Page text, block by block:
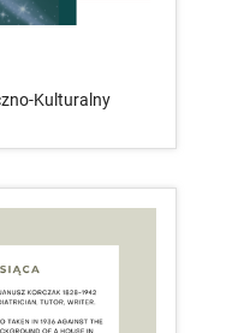
Kulturalny